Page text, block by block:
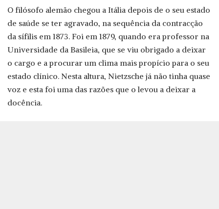
O filósofo alemão chegou a Itália depois de o seu estado
de saúde se ter agravado, na sequência da contracção
da sífilis em 1873. Foi em 1879, quando era professor na
Universidade da Basileia, que se viu obrigado a deixar
o cargo e a procurar um clima mais propício para o seu
estado clínico. Nesta altura, Nietzsche já não tinha quase
voz e esta foi uma das razões que o levou a deixar a
docência.